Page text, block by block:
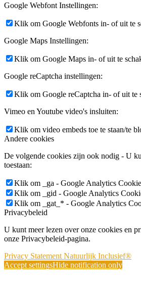
Google Webfont Instellingen:
Klik om Google Webfonts in- of uit te
Google Maps Instellingen:
Klik om Google Maps in- of uit te
Google reCaptcha instellingen:
Klik om Google reCaptcha in- of uit te
Vimeo en Youtube video's insluiten:
Klik om video embeds toe te staan/te
Andere cookies
De volgende cookies zijn ook nodig - U
toestaan:
Klik om _ga - Google Analytics
Klik om _gid - Google Analytics
Klik om _gat_* - Google Analytics
Privacybeleid
U kunt meer lezen over onze cookies en
onze Privacybeleid-pagina.
Privacy Statement Natuurlijk Inclusief®
Accept settingsHide notification only